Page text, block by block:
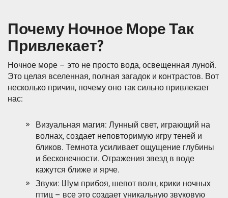
Почему Ночное Море Так
Привлекает?
Ночное море – это не просто вода, освещенная луной.
Это целая вселенная, полная загадок и контрастов. Вот
несколько причин, почему оно так сильно привлекает
нас:
Визуальная магия: Лунный свет, играющий на
волнах, создает неповторимую игру теней и
бликов. Темнота усиливает ощущение глубины
и бесконечности. Отражения звезд в воде
кажутся ближе и ярче.
Звуки: Шум прибоя, шепот волн, крики ночных
птиц – все это создает уникальную звуковую